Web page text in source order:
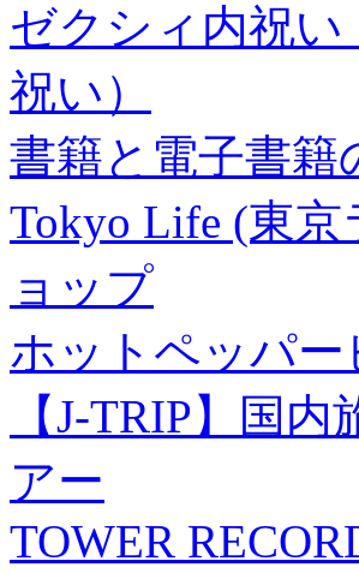
ゼクシィ内祝
祝い）
書籍と電子書籍
Tokyo Life (東
ョップ
ホットペッパ
【J-TRIP】国
アー
TOWER